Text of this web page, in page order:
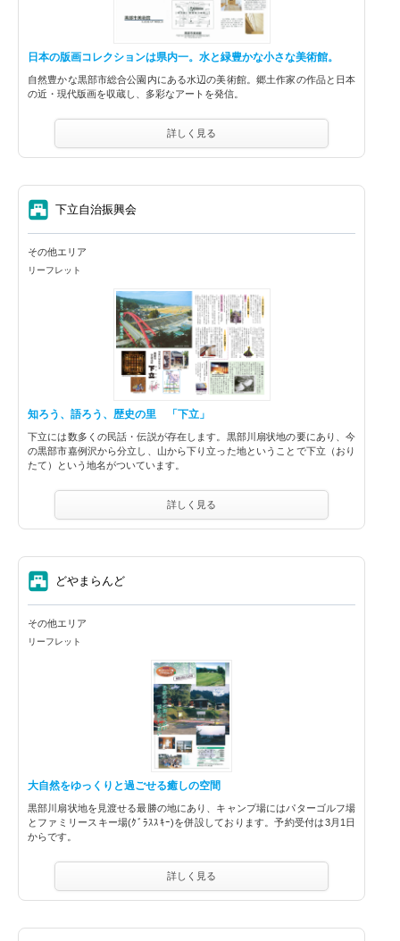
日本の版画コレクションは県内一。水と緑豊かな小さな美術館。
自然豊かな黒部市総合公園内にある水辺の美術館。郷土作家の作品と日本
の近・現代版画を収蔵し、多彩なアートを発信。
詳しく見る
⑦ 下立自治振興会
その他エリア
リーフレット
知ろう、語ろう、歴史の里 「下立」
下立には数多くの民話・伝説が存在します。黒部川扇状地の要にあり、今
の黒部市嘉例沢から分立し、山から下り立った地ということで下立（おり
たて）という地名がついています。
詳しく見る
⑦ どやまらんど
その他エリア
リーフレット
大自然をゆっくりと過ごせる癒しの空間
黒部川扇状地を見渡せる最勝の地にあり、キャンプ場にはパターゴルフ場
とファミリースキー場(ｸﾞﾗｽｽｷｰ)を併設しております。予約受付は3月1日
からです。
詳しく見る